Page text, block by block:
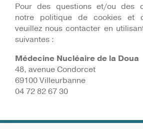
Pour des questions et/ou des
notre politique de cookies et
veuillez nous contacter en
suivantes :
Médecine Nucléaire de la Doua
48, avenue Condorcet
69100 Villeurbanne
04 72 82 67 30